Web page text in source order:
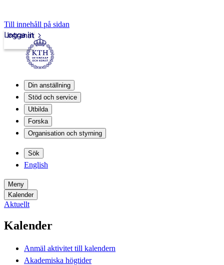
Till innehåll på sidan
Intranät
Logga in
Din anställning
Stöd och service
Utbilda
Forska
Organisation och styrning
Sök
English
Meny
Kalender
Aktuellt
Kalender
Anmäl aktivitet till kalendern
Akademiska högtider